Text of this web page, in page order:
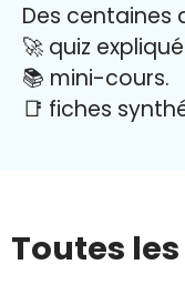
Des centaines
🚀 quiz
📚 mini-cours.
📑 fiches
Toutes